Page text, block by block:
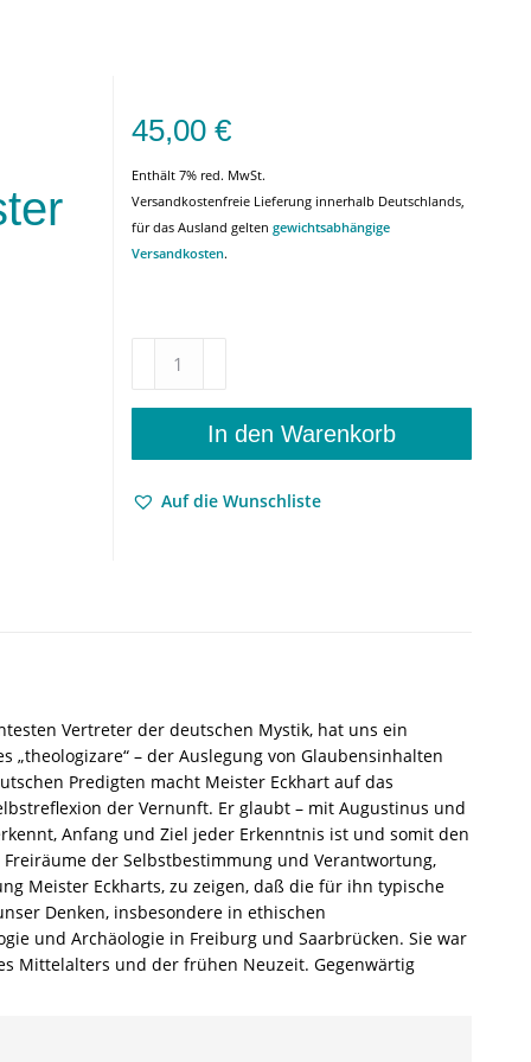
45,00 €
Enthält 7% red. MwSt.
Versandkostenfreie Lieferung innerhalb Deutschlands,
für das Ausland gelten gewichtsabhängige
Versandkosten.
den
Predigten
9783826029783
/
978-
3-
8260-
2978-
3
/
978-
3-
In den Warenkorb
Auf die Wunschliste
Vertreter der deutschen Mystik, hat uns ein
– der Auslegung von Glaubensinhalten
Predigten macht Meister Eckhart auf das
der Vernunft. Er glaubt – mit Augustinus und
Anfang und Ziel jeder Erkenntnis ist und somit den
der Selbstbestimmung und Verantwortung,
Meister Eckharts, zu zeigen, daß die für ihn typische
Denken, insbesondere in ethischen
und Archäologie in Freiburg und Saarbrücken. Sie war
Mittelalters und der frühen Neuzeit. Gegenwärtig